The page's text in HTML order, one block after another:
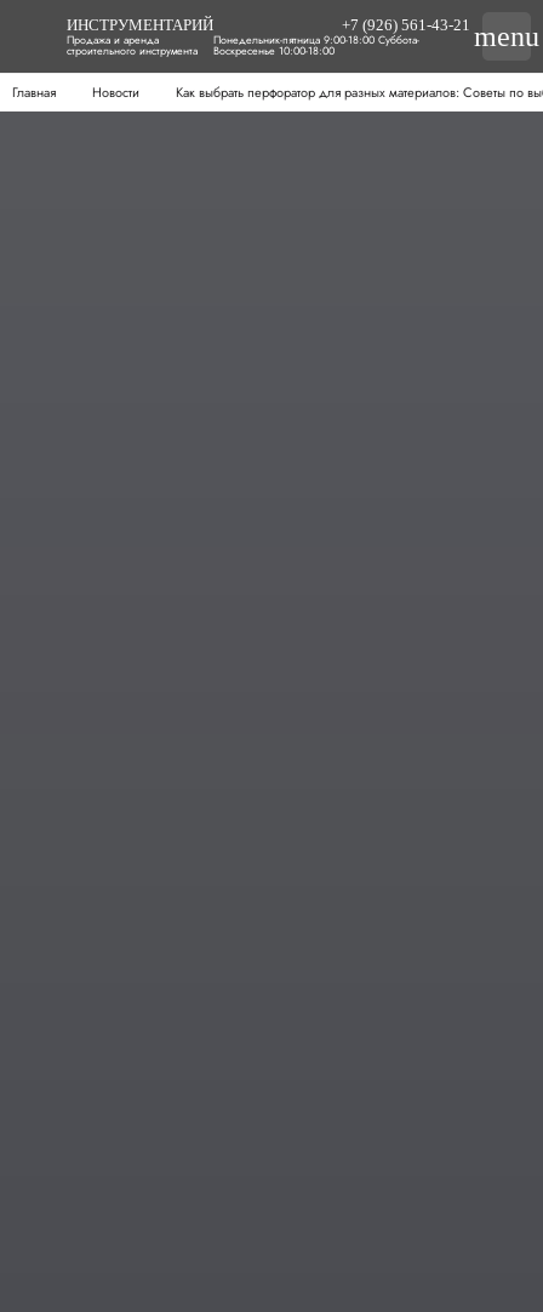
Главная Новости Как выбрать перфоратор для разных материалов: Советы по
ИНСТРУМЕНТАРИЙ
Продажа и аренда
строительного инструмента
+7 (926) 561-43-21
Понедельник-пятница 9:00-18:00 Суббота-
Воскресенье 10:00-18:00 menu